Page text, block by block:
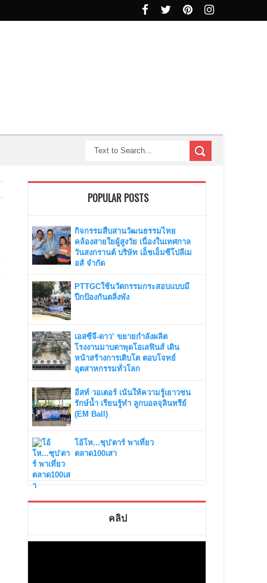
POPULAR POSTS
กิจกรรมสืบสานวัฒนธรรมไทย
คล้องสายใยผู้สูงวัย เนื่องในเทศกาล
วันสงกรานต์ บริษัท เอ็ชเอ็มซีโปลีเม
อส์ จำกัด
PTTGCใช้นวัตกรรมกระสอบแบบมี
ปีกป้องกันตลิ่งพัง
เอสซีจี-ดาว’ ขยายกำลังผลิต
โรงงานมาบตาพุดโอเลฟินส์ เดิน
หน้าสร้างการเติบโต ตอบโจทย์
อุตสาหกรรมทั่วโลก
อีสท์ วอเตอร์ เน้นให้ความรู้เยาวชน
รักษ์น้ำ เรียนรู้ทำ ลูกบอลจุลินทรีย์
(EM Ball)
โอ้โห...ซุป'ตาร์ พาเที่ยว
ตลาด100เสา
คลิป